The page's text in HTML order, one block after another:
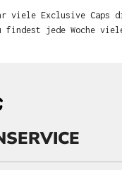
viele Exclusive Caps
findest jede Woche